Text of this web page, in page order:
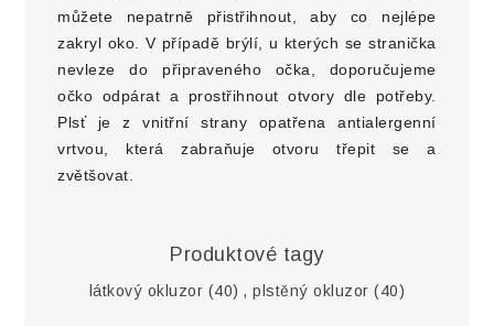
můžete nepatrně přistřihnout, aby co nejlépe
zakryl oko. V případě brýlí, u kterých se stranička
nevleze do připraveného očka, doporučujeme
očko odpárat a prostřihnout otvory dle potřeby.
Plsť je z vnitřní strany opatřena antialergenní
vrtvou, která zabraňuje otvoru třepit se a
zvětšovat.
Produktové tagy
látkový okluzor (40) , plstěný okluzor (40)